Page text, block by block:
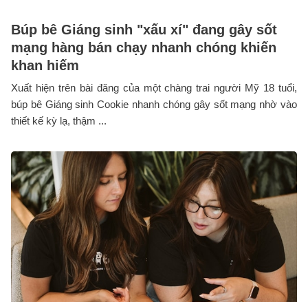
Búp bê Giáng sinh "xấu xí" đang gây sốt
mạng hàng bán chạy nhanh chóng khiến
khan hiếm
Xuất hiện trên bài đăng của một chàng trai người Mỹ 18 tuổi,
búp bê Giáng sinh Cookie nhanh chóng gây sốt mạng nhờ vào
thiết kế kỳ lạ, thậm ...